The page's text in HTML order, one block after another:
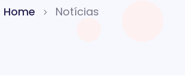
Home Notícias